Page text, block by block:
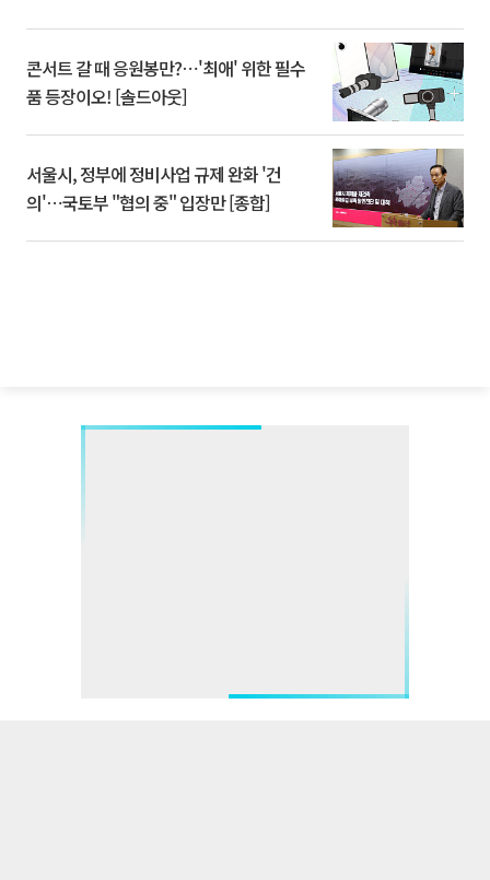
콘서트 갈 때 응원봉만?⋯'최애' 위한 필수
품 등장이오! [솔드아웃]
서울시, 정부에 정비사업 규제 완화 '건
의'⋯국토부 "협의 중" 입장만 [종합]